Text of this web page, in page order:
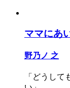
ママにあ
野乃ノ 之
「どうし